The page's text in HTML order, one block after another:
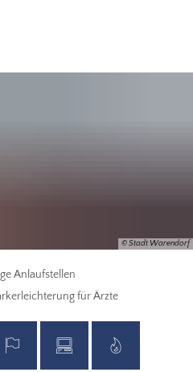
© Stadt Warendorf
Anlaufstellen
für Ärzte